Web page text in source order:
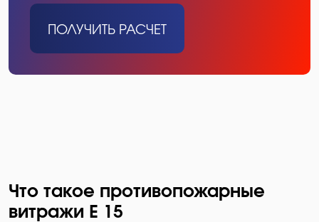
ПОЛУЧИТЬ РАСЧЕТ
Что такое противопожарные
витражи Е 15